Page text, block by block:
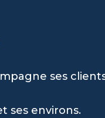
ses
ses environs.